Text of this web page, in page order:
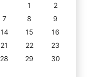
1
2
7 8
9
14 15
16
21 22
23
28 29
30